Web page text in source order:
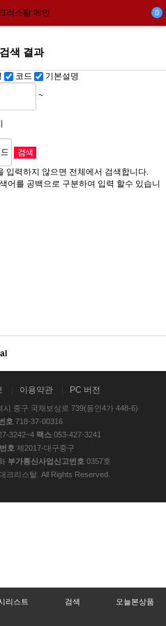
0
색 결과
코드 기본설명
~
입력하지 않으면 전체에서 검색합니다.
어를 공백으로 구분하여 입력 할수 있습니
리스트 검색 오늘본상품
이용약관 PC 버전
중구 국채보상로 739(동인4가 448-6)
호 718-37-00316
3242~4 팩스 053-427-3241
호 제2017-대구중구
부가통신사업신고번호 0357호
크리스탈. All Rights Reserved.